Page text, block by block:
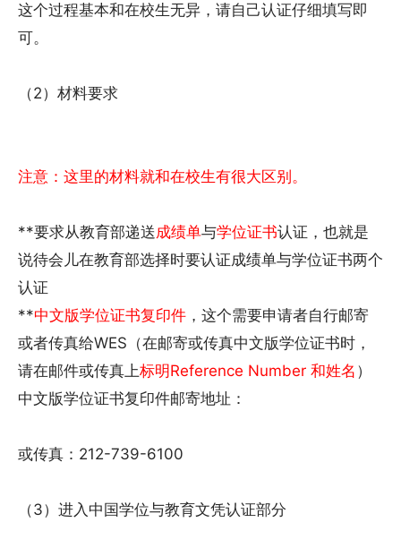
这个过程基本和在校生无异，请自己认证仔细填写即
可。
（2）材料要求
注意：这里的材料就和在校生有很大区别。
**要求从教育部递送成绩单与学位证书认证，也就是
说待会儿在教育部选择时要认证成绩单与学位证书两个
认证
**中文版学位证书复印件 ，这个需要申请者自行邮寄
或者传真给WES（在邮寄或传真中文版学位证书时，
请在邮件或传真上标明Reference Number 和姓名 ）
中文版学位证书复印件邮寄地址：
或传真：212-739-6100
（3）进入中国学位与教育文凭认证部分